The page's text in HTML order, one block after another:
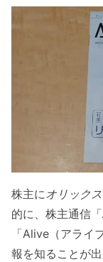
株主にオリックス
的に、株主通信「
「Alive（アライ
報を知ることが